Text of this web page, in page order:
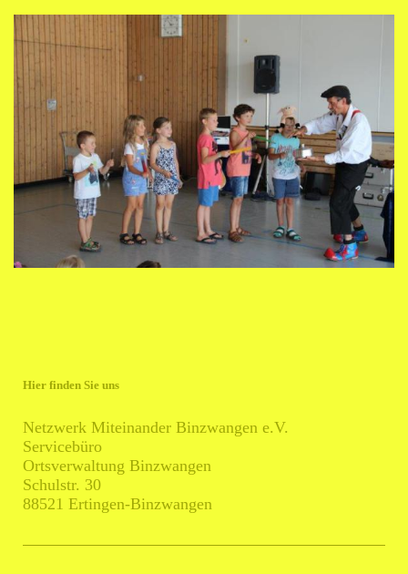
Hier finden Sie uns
Netzwerk Miteinander Binzwangen e.V.
Servicebüro
Ortsverwaltung Binzwangen
Schulstr. 30
88521 Ertingen-Binzwangen